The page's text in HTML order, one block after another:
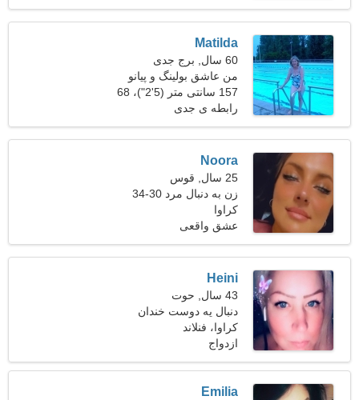
Matilda
60 سال, برج جدی
من عاشق بولینگ و پیانو
هستم
157 سانتی متر (5'2")، 68
کیلوگرم (149 پوند)
رابطه ی جدی
Noora
25 سال, قوس
زن به دنبال مرد 30-34
کراوا
عشق واقعی
Heini
43 سال, حوت
دنبال یه دوست خندان
میگردم تا برقصم
کراوا، فنلاند
ازدواج
Emilia